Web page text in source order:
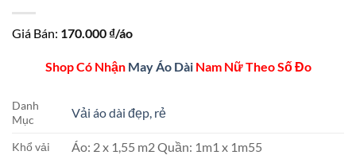
Giá Bán: 170.000 ₫/áo
Shop Có Nhận May Áo DàiNam Nữ Theo Số Đo
Danh
Mục
Vải áo dài đẹp, rẻ
Khổ vải Áo: 2 x 1,55 m2 Quần: 1m1 x 1m55